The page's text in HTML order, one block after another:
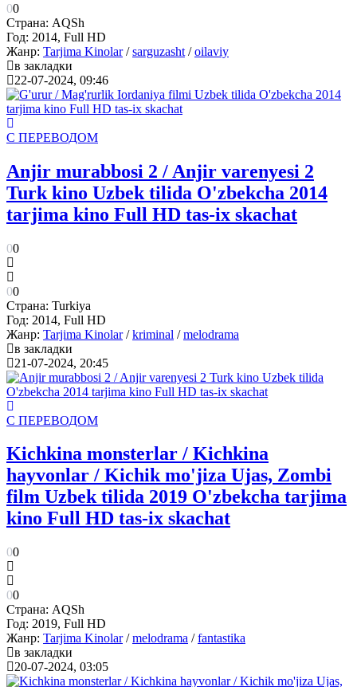
00
Страна: AQSh
Год: 2014, Full HD
Жанр: Tarjima Kinolar/sarguzasht /oilaviy
в закладки
22-07-2024, 09:46
С ПЕРЕВОДОМ
Anjir murabbosi 2 / Anjir varenyesi 2
Turk kino Uzbek tilida O'zbekcha 2014
tarjima kino Full HD tas-ix skachat
00
00
Страна: Turkiya
Год: 2014, Full HD
Жанр: Tarjima Kinolar/kriminal /melodrama
в закладки
21-07-2024, 20:45
С ПЕРЕВОДОМ
Kichkina monsterlar / Kichkina
hayvonlar / Kichik mo'jiza Ujas, Zombi
film Uzbek tilida 2019 O'zbekcha tarjima
kino Full HD tas-ix skachat
00
00
Страна: AQSh
Год: 2019, Full HD
Жанр: Tarjima Kinolar/melodrama /fantastika
в закладки
20-07-2024, 03:05